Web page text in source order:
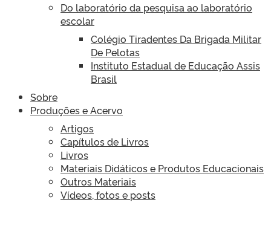
Do laboratório da pesquisa ao laboratório
escolar
Colégio Tiradentes Da Brigada Militar
De Pelotas
Instituto Estadual de Educação Assis
Brasil
Sobre
Produções e Acervo
Artigos
Capítulos de Livros
Livros
Materiais Didáticos e Produtos Educacionais
Outros Materiais
Vídeos, fotos e posts